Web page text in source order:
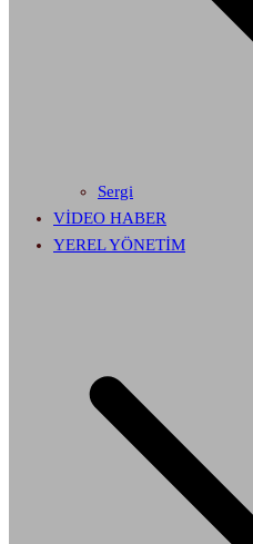
Sergi
VİDEO HABER
YEREL YÖNETİM